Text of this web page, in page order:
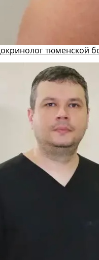
тюменской